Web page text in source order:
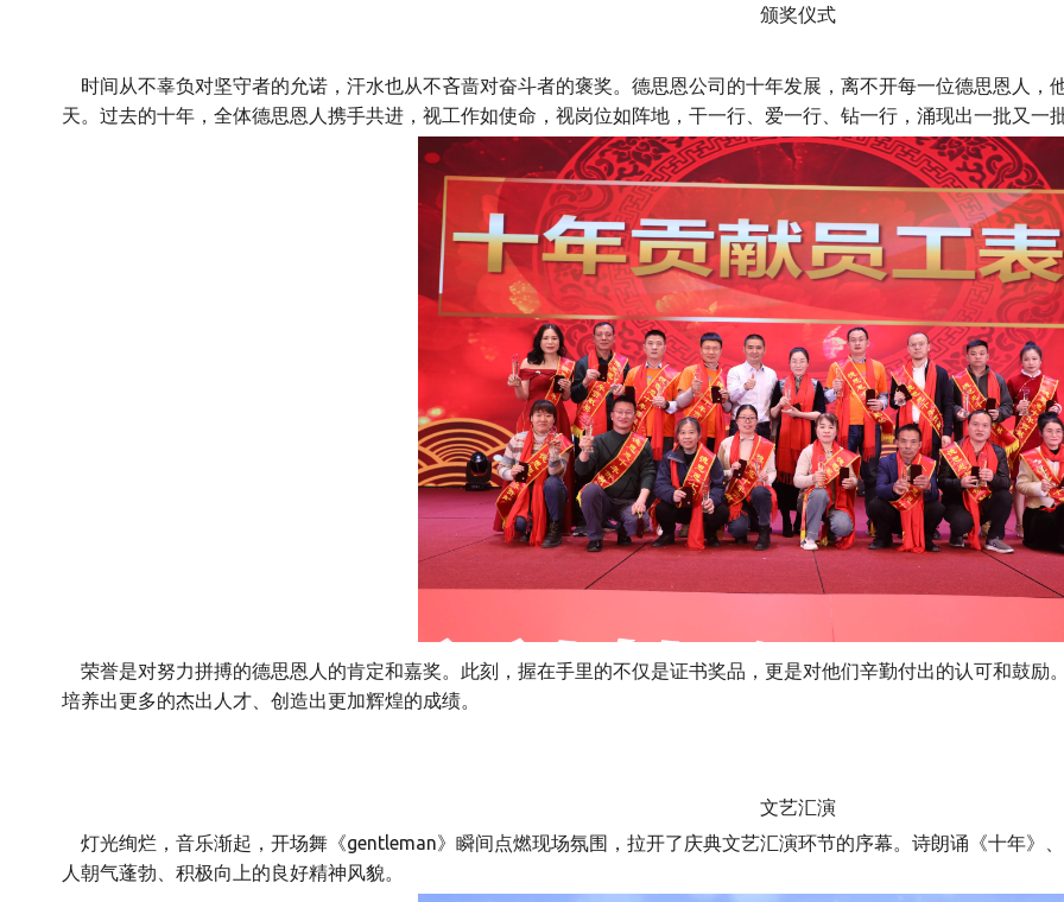
颁奖仪式
时间从不辜负对坚守者的允诺，汗水也从不吝啬对奋斗者的褒奖。德思恩公司的十年发展，离不开每一位德思恩人，
天。过去的十年，全体德思恩人携手共进，视工作如使命，视岗位如阵地，干一行、爱一行、钻一行，涌现出一批又一
荣誉是对努力拼搏的德思恩人的肯定和嘉奖。此刻，握在手里的不仅是证书奖品，更是对他们辛勤付出的认可和鼓励
培养出更多的杰出人才、创造出更加辉煌的成绩。
文艺汇演
灯光绚烂，音乐渐起，开场舞《gentleman》瞬间点燃现场氛围，拉开了庆典文艺汇演环节的序幕。诗朗诵《十年》
人朝气蓬勃、积极向上的良好精神风貌。